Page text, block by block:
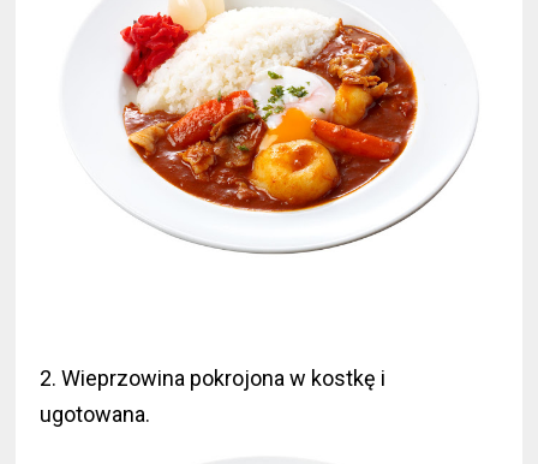
2. Wieprzowina pokrojona w kostkę i
ugotowana.